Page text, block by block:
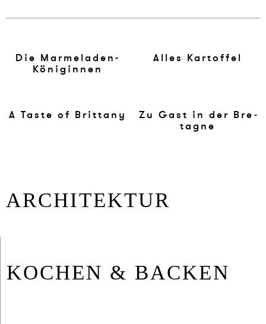
Die Mar­me­la­den-
Köni­gin­nen
Al­les Kar­tof­fel
A Ta­ste of Brit­ta­ny
Zu Gast in der Bre­
ta­gne
AR­CHI­TEK­TUR
KO­CHEN & BA­CKEN